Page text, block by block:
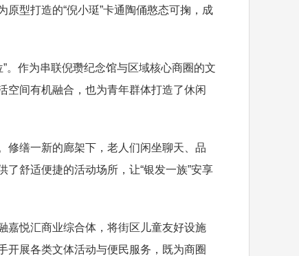
型打造的“倪小珽”卡通陶俑憨态可掬，成
作为串联倪瓒纪念馆与区域核心商圈的文
空间有机融合，也为青年群体打造了休闲
缮一新的廊架下，老人们闲坐聊天、品
舒适便捷的活动场所，让“银发一族”安享
悦汇商业综合体，将街区儿童友好设施
开展各类文体活动与便民服务，既为商圈